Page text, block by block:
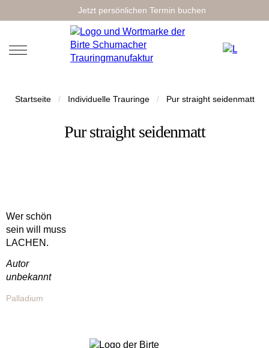
Jetzt persönlichen Termin buchen
Startseite / Individuelle Trauringe / Pur straight seidenmatt
Pur straight seidenmatt
Wer schön
sein will muss
LACHEN.
Autor
unbekannt
Palladium